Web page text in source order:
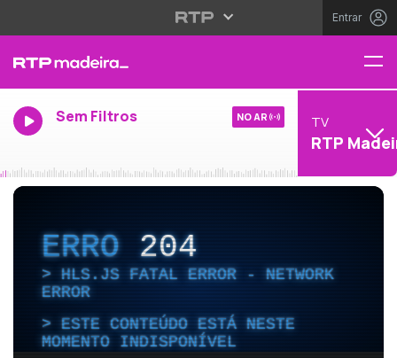
Entrar
Sem Filtros NO AR TV
RTP
ERRO204
HLS.JS FATAL ERROR - NETWORK
ERROR
ESTE CONTEÚDO ESTÁ NESTE
MOMENTO INDISPONÍVEL